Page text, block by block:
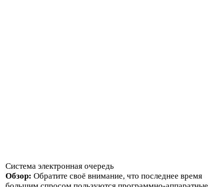
Система электронная очередь
Обзор: Обратите своё внимание, что последнее время